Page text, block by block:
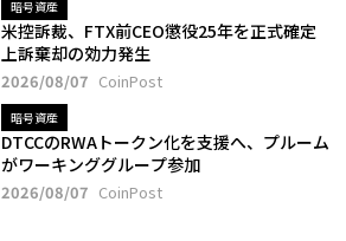
暗号資産
米控訴裁、FTX前CEO懲役25年を正式確定
上訴棄却の効力発生
2026/08/07 CoinPost
暗号資産
DTCCのRWAトークン化を支援へ、プルーム
がワーキンググループ参加
2026/08/07 CoinPost